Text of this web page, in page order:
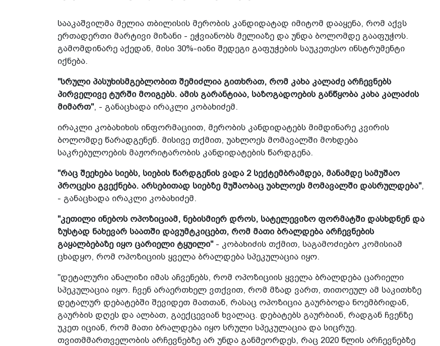
სააკაშვილმა მელია თბილისის მერობის კანდიდატად იმიტომ დააყენა, რომ აქვს
ერთადერთი მარტივი მიზანი - ეჭვიანობს მელიაზე და უნდა ბოლომდე გააფუჭოს.
გამომდინარე აქედან, მისი 30%-იანი შედეგი გაფუჭების საუკეთესო ინსტრუმენტი
იქნება.
"სრული პასუხისმგებლობით შემიძლია გითხრათ, რომ კახა კალაძე არჩევნებს
პირველივე ტურში მოიგებს. ამის გარანტიაა, საზოგადოების განწყობა კახა კალაძის
მიმართ", - განაცხადა ირაკლი კობახიძემ.
ირაკლი კობახიხის ინფორმაციით, მერობის კანდიდატებს მიმდინარე კვირის
ბოლომდე წარადგენენ. მისივე თქმით, უახლოეს მომავალში მოხდება
საკრებულოების მაჟორიტარობის კანდიდატების წარდგენა.
"რაც შეეხება სიებს, სიების წარდგენის ვადა 2 სექტემბრამდეა, მანამდე სამუშაო
პროცესი გვექნება. არსებითად სიებზე მუშაობაც უახლოეს მომავალში დასრულდება",
- განაცხადა ირაკლი კობახიძემ.
"კეთილი ინებოს ოპოზიციამ, ნებისმიერ დროს, სატელევიზო ფორმატში დასხდნენ და
ზუსტად ნახევარ საათში დავუმტკიცებთ, რომ მათი ბრალდება არჩევნების
გაყალბებაზე იყო ცარიელი ტყუილი"- კობახიძის თქმით, საგამოძიებო კომისიამ
ცხადყო, რომ ოპოზიციის ყველა ბრალდება სპეკულაცია იყო.
"დეტალური ანალიზი იმას აჩვენებს, რომ ოპოზიციის ყველა ბრალდება ცარიელი
სპეკულაცია იყო. ჩვენ არაერთხელ ვთქვით, რომ მზად ვართ, თითოეულ ამ საკითხზე
დეტალურ დებატებში შევიდეთ მათთან, რასაც ოპოზიცია გაურბოდა ნოემბრიდან,
გაურბის დღეს და ალბათ, გაექცევიან ხვალაც. დებატებს გაურბიან, რადგან ჩვენზე
უკეთ იციან, რომ მათი ბრალდება იყო სრული სპეკულაცია და სიცრუე.
თვითმმართველობის არჩევნებზე არ უნდა განმეორდეს, რაც 2020 წლის არჩევნებზე